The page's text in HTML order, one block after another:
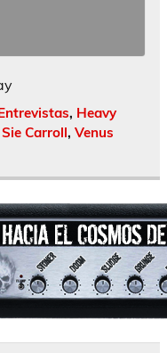
, Heavy
Sie Carroll, Venus